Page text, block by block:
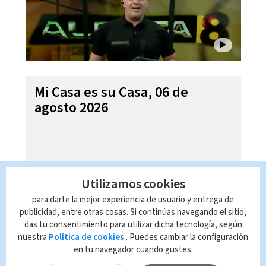
Mi Casa es su Casa, 06 de
agosto 2026
Utilizamos cookies
para darte la mejor experiencia de usuario y entrega de
publicidad, entre otras cosas. Si continúas navegando el sitio,
das tu consentimiento para utilizar dicha tecnología, según
nuestra Política de cookies . Puedes cambiar la configuración
en tu navegador cuando gustes.